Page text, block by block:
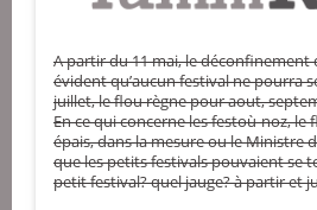
A partir du 11 mai, le déconfinement
évident qu’aucun festival ne pourra
juillet, le flou règne pour aout,
En ce qui concerne les festoù-noz, le
épais, dans la mesure ou le Ministre
que les petits festivals pouvaient se
petit festival? quel jauge? à partir et